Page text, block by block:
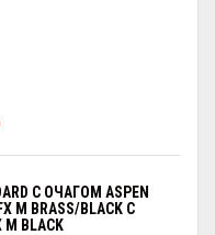
С ОЧАГОМ АSPEN
M BRASS/BLACK С
BLACK